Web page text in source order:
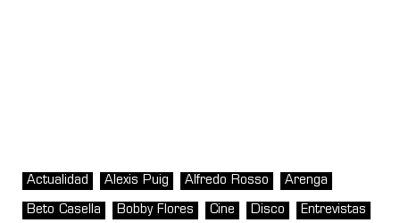
Actualidad Alexis Puig Alfredo Rosso Arenga
Beto Casella Bobby Flores Cine Disco Entrevistas